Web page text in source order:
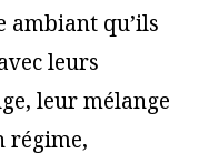
ambiant qu’ils
leurs
leur mélange
régime,